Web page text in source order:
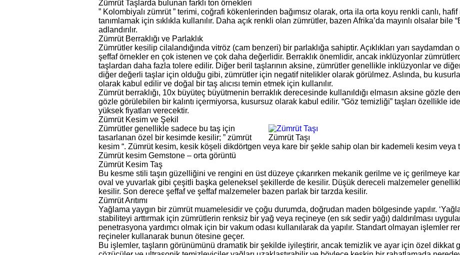
Zümrüt Taşlarda bulunan farklı ton örnekleri
” Kolombiyalı zümrüt ” terimi, coğrafi kökenlerinden bağımsız olarak, orta ila orta koyu renkli canlı,
tanımlamak için sıklıkla kullanılır. Daha açık renkli olan zümrütler, bazen Afrika’da mayınlı olsalar bile
adlandırılır.
Zümrüt Berraklığı ve Parlaklık
Zümrütler kesilip cilalandığında vitröz (cam benzeri) bir parlaklığa sahiptir. Açıklıkları yarı saydamdan
şeffaf örnekler en çok istenen ve çok daha değerlidir. Berraklık önemlidir, ancak inklüzyonlar
taşlardan daha fazla tolere edilir. Diğer beril taşlarının aksine, zümrütler genellikle inklüzyonlar ve
diğer değerli taşlar için olduğu gibi, zümrütler için negatif nitelikler olarak görülmez. Aslında, bu
olarak kabul edilir ve doğal bir taş alıcısı temin etmek için kullanılır.
Zümrüt berraklığı, 10x büyüteç büyütmenin berraklık derecesinde kullanıldığı elmasın aksine gözle
gözle görülebilen bir kalıntı içermiyorsa, kusursuz olarak kabul edilir. “Göz temizliği” taşları özellikle
yüksek fiyatları verecektir.
Zümrüt Kesim ve Şekil
Zümrüt Taşı
Zümrütler genellikle sadece bu taş için
tasarlanan özel bir kesimde kesilir; ” zümrüt
kesim “. Zümrüt kesim, kesik köşeli dikdörtgen veya kare bir şekle sahip olan bir kademeli kesim veya
Zümrüt kesim Gemstone – orta görüntü
Zümrüt Kesim Taş
Bu kesme stili taşın güzelliğini ve rengini en üst düzeye çıkarırken mekanik gerilme ve iç gerilmeye
oval ve yuvarlak gibi çeşitli başka geleneksel şekillerde de kesilir. Düşük dereceli malzemeler
kesilir. Son derece şeffaf ve şeffaf malzemeler bazen parlak bir tarzda kesilir.
Zümrüt Arıtımı
Yağlama yaygın bir zümrüt muamelesidir ve çoğu durumda, doğrudan maden bölgesinde yapılır.
stabiliteyi arttırmak için zümrütlerin renksiz bir yağ veya reçineye (en sık sedir yağı) daldırılması
penetrasyona yardımcı olmak için bir vakum odası kullanılarak da yapılır. Standart olmayan işlemler
reçineler kullanarak bunun ötesine geçer.
Bu işlemler, taşların görünümünü dramatik bir şekilde iyileştirir, ancak temizlik ve ayar için özel dikkat